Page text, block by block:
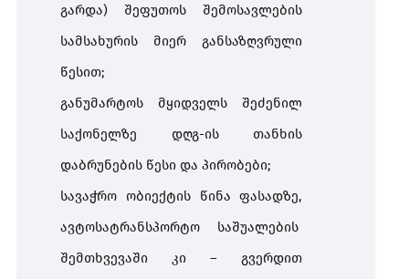
გარდა)შეფუთოს
შემოსავლების
სამსახურის
მიერ
განსაზღვრული
წესით;
განუმარტოს
მყიდველს
შეძენილ
საქონელზე
დღგ-ის
თანხის
დაბრუნების წესი და პირობები;
სავაჭრო
ობიექტის წინა ფასადზე,
ავტოსატრანსპორტო
საშუალების
შემთხვევაში
კი – გვერდით